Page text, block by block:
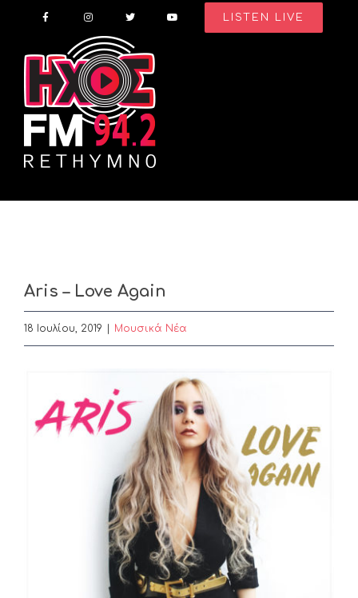
content
LISTEN LIVE
Aris – Love Again
18 Ιουλίου, 2019 Μουσικά Νέα
Larger
Image